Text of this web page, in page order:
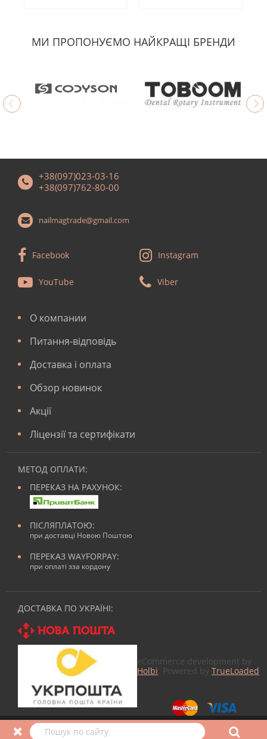
МИ ПРОПОНУЄМО НАЙКРАЩІ БРЕНДИ
+38(097)023-03-16
+38(097)762-80-00
nailmagtrade@gmail.com
Facebook Instagram
YouTube Viber
О компании
Питання-відповідь
Доставка і оплата
Обзор новинок
Акції
Ліцензії та сертифікати
МЕТОД ОПЛАТИ:
ПЕРЕКАЗ НА РАХУНОК:
ПІСЛЯПЛАТОЮ:
при доставці Новою Поштою
ПЕРЕКАЗ WAYFORPAY:
при оплаті зза кордону
ДОСТАВКА ПО УКРАЇНІ:
eCommerce development by
Holbi . Powered by TrueLoaded
© 2026 Все для манікюра